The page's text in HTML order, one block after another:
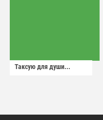
Таксую для души...